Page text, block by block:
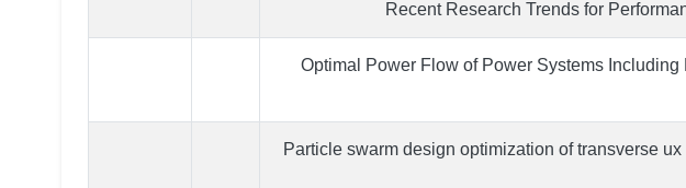
Recent Research Trends for
Optimal Power Flow of Power Systems
Particle swarm design optimization of transverse